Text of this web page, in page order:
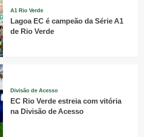
A1 Rio Verde
Lagoa EC é campeão da Série A1
de Rio Verde
Divisão de Acesso
EC Rio Verde estreia com vitória
na Divisão de Acesso